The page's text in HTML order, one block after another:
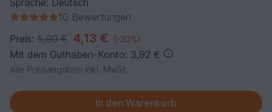
Sprache: Deutsch
10 Bewertungen
Preis: 5,90 € 4,13 € (-30%)
Mit dem Guthaben-Konto: 3,92 €
Alle Preisangaben inkl. MwSt.